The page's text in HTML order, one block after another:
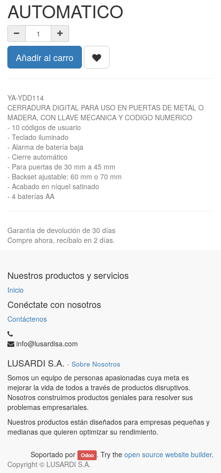
AUTOMATICO
Añadir al carro
YA-YDD114
CERRADURA DIGITAL PARA USO EN PUERTAS DE METAL O
MADERA, CON LLAVE MECANICA Y CODIGO NUMERICO
- 10 códigos de usuario
- Teclado iluminado
- Alarma de batería baja
- Cierre automático
- Para puertas de 30 mm a 45 mm
- Backset ajustable: 60 mm o 70 mm
- Acabado en níquel satinado
- 4 baterías AA
Garantía de devolución de 30 días
Compre ahora, recíbalo en 2 días.
Nuestros productos y servicios
Inicio
Conéctate con nosotros
Contáctenos
info@lusardisa.com
LUSARDI S.A. - Sobre Nosotros
Somos un equipo de personas apasionadas cuya meta es
mejorar la vida de todos a través de productos disruptivos.
Nosotros construimos productos geniales para resolver sus
problemas empresariales.
Nuestros productos están diseñados para empresas pequeñas y
medianas que quieren optimizar su rendimiento.
Soportado por Odoo . Try the open source website builder.
Copyright © LUSARDI S.A.